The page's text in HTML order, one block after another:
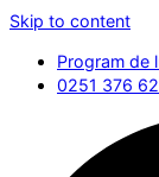
Skip to content
Program de
0251 376